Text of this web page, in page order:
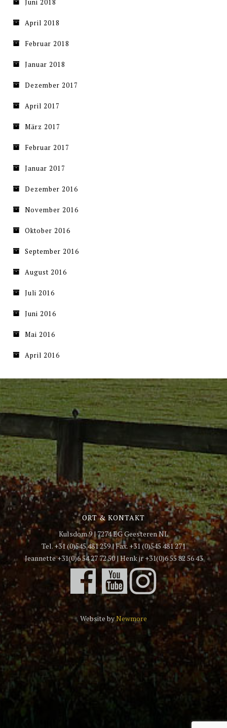
Juni 2018
April 2018
Februar 2018
Januar 2018
Dezember 2017
April 2017
März 2017
Februar 2017
Januar 2017
Dezember 2016
November 2016
Oktober 2016
September 2016
August 2016
Juli 2016
Juni 2016
Mai 2016
April 2016
ORT & KONTAKT
Kulsdom 9 | 7274 EG Geesteren NL
Tel. +31 (0)545 481 259 | Fax. +31 (0)545 481 271
Jeannette +31(0)6 54 27 72 50 | Henk jr +31(0)6 55 82 56 43
Website byNewmore